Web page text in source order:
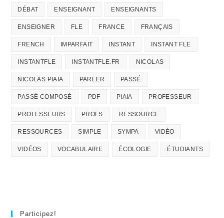
DÉBAT ENSEIGNANT ENSEIGNANTS
ENSEIGNER FLE FRANCE FRANÇAIS
FRENCH IMPARFAIT INSTANT INSTANT FLE
INSTANTFLE INSTANTFLE.FR NICOLAS
NICOLAS PIAIA PARLER PASSÉ
PASSÉ COMPOSÉ PDF PIAIA PROFESSEUR
PROFESSEURS PROFS RESSOURCE
RESSOURCES SIMPLE SYMPA VIDÉO
VIDÉOS VOCABULAIRE ÉCOLOGIE ÉTUDIANTS
Participez!